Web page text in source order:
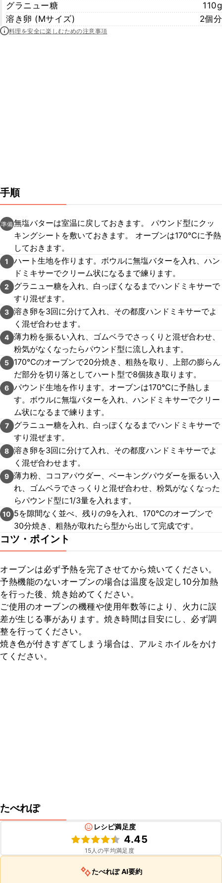
グラニュー糖
110g
溶き卵 (Mサイズ)
2個分
料理を安全に楽しむための注意事項
手順
準備無塩バターは室温に戻しておきます。 パウンド型にクッ
キングシートを敷いておきます。 オーブンは170℃に予熱
しておきます。
1
ハート生地を作ります。ボウルに無塩バターを入れ、ハン
ドミキサーでクリーム状になるまで練ります。
2
グラニュー糖を入れ、白っぽくなるまでハンドミキサーで
すり混ぜます。
3 溶き卵を3回に分けて入れ、その都度ハンドミキサーでよ
く混ぜ合わせます。
4 薄力粉を振るい入れ、ゴムベラでさっくりと混ぜ合わせ、
粉気がなくなったらパウンド型に流し入れます。
5
170℃のオーブンで20分焼き、粗熱を取り、上部の膨らん
だ部分を切り落としてハート型で8個抜き取ります。
6 パウンド生地を作ります。オーブンは170℃に予熱しま
す。ボウルに無塩バターを入れ、ハンドミキサーでクリー
ム状になるまで練ります。
7
グラニュー糖を入れ、白っぽくなるまでハンドミキサーで
すり混ぜます。
8 溶き卵を3回に分けて入れ、その都度ハンドミキサーでよ
く混ぜ合わせます。
9 薄力粉、ココアパウダー、ベーキングパウダーを振るい入
れ、ゴムベラでさっくりと混ぜ合わせ、粉気がなくなった
らパウンド型に1/3量を入れます。
10 5を隙間なく並べ、残りの9を入れ、170℃のオーブンで
30分焼き、粗熱が取れたら型から出して完成です。
コツ・ポイント
オーブンは必ず予熱を完了させてから焼いてください。
予熱機能のないオーブンの場合は温度を設定し10分加熱
を行った後、焼き始めてください。
ご使用のオーブンの機種や使用年数等により、火力に誤
差が生じる事があります。焼き時間は目安にし、必ず調
整を行ってください。
焼き色が付きすぎてしまう場合は、アルミホイルをかけ
てください。
たべれぽ
レシピ満足度
4.45
15人の平均満足度
たべれぽ AI要約